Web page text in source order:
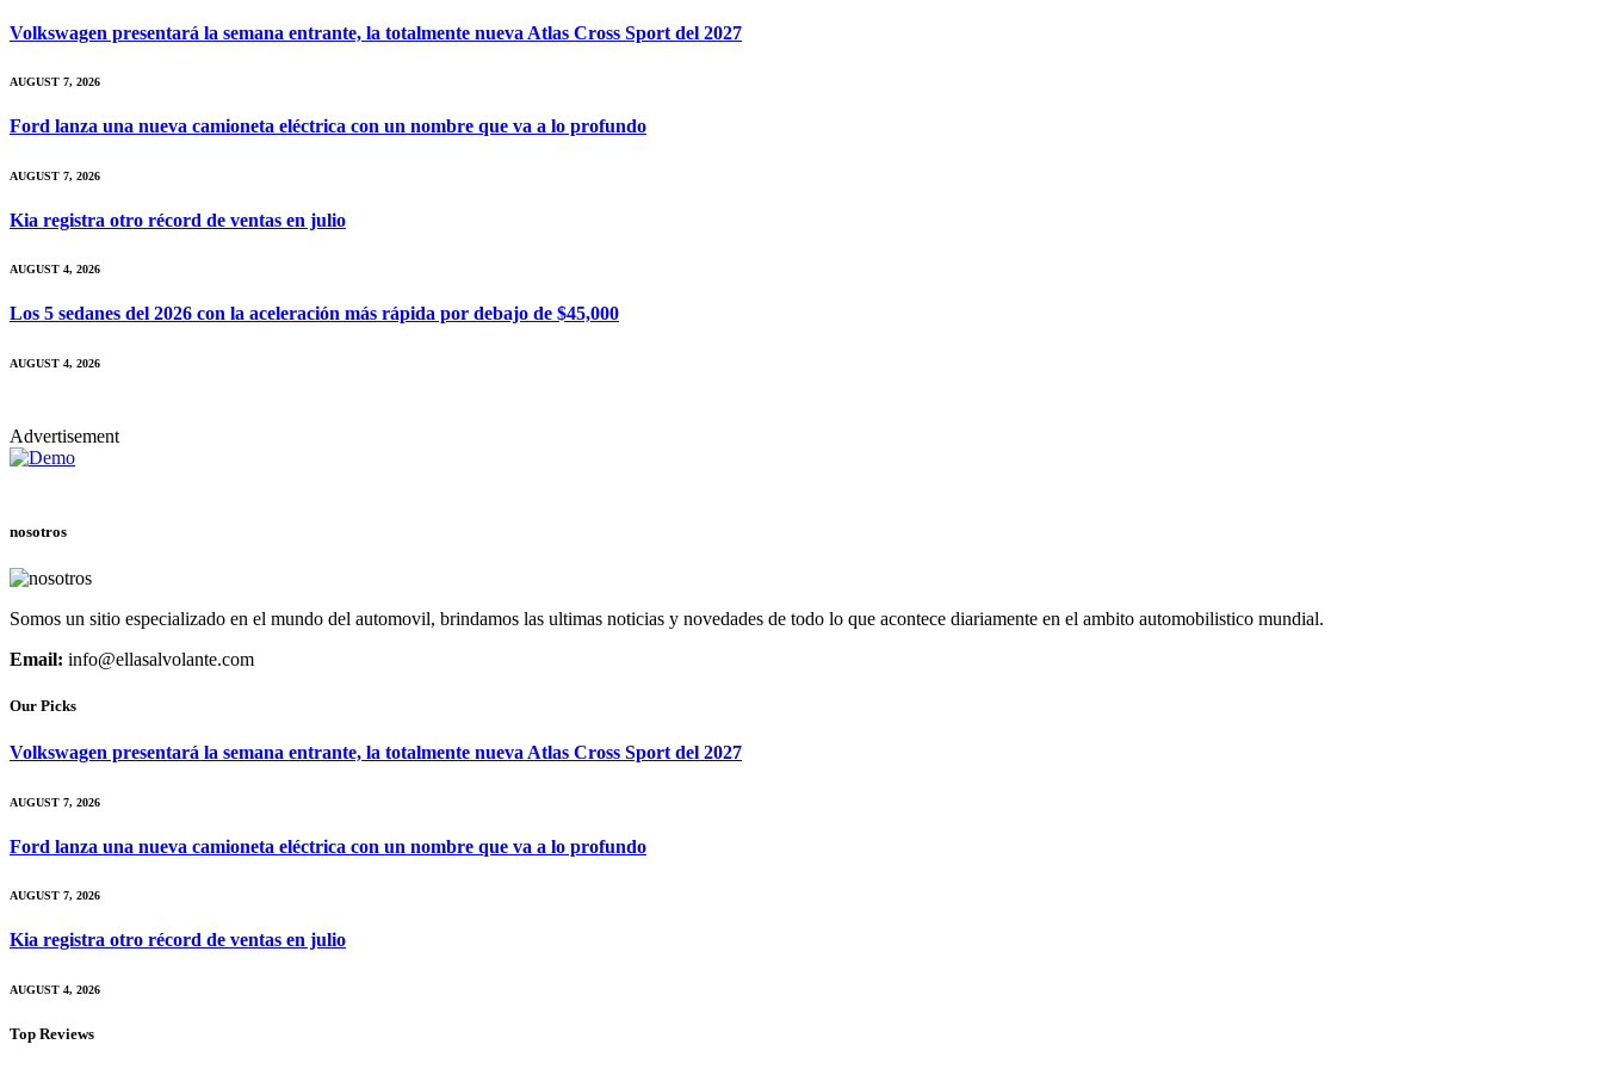
Volkswagen presentará la semana entrante, la totalmente nueva Atlas Cross Sport del 2027
AUGUST 7, 2026
Ford lanza una nueva camioneta eléctrica con un nombre que va a lo profundo
AUGUST 7, 2026
Kia registra otro récord de ventas en julio
AUGUST 4, 2026
Los 5 sedanes del 2026 con la aceleración más rápida por debajo de $45,000
AUGUST 4, 2026
Advertisement
nosotros
Somos un sitio especializado en el mundo del automovil, brindamos las ultimas noticias y novedades de todo lo que acontece diariamente en el ambito automobilistico mundial.
Email: info@ellasalvolante.com
Our Picks
Volkswagen presentará la semana entrante, la totalmente nueva Atlas Cross Sport del 2027
AUGUST 7, 2026
Ford lanza una nueva camioneta eléctrica con un nombre que va a lo profundo
AUGUST 7, 2026
Kia registra otro récord de ventas en julio
AUGUST 4, 2026
Top Reviews